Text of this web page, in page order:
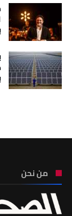
من نحن